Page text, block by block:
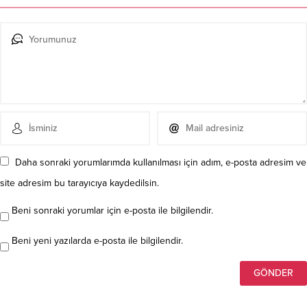
Daha sonraki yorumlarımda kullanılması için adım, e-posta adresim ve
site adresim bu tarayıcıya kaydedilsin.
Beni sonraki yorumlar için e-posta ile bilgilendir.
Beni yeni yazılarda e-posta ile bilgilendir.